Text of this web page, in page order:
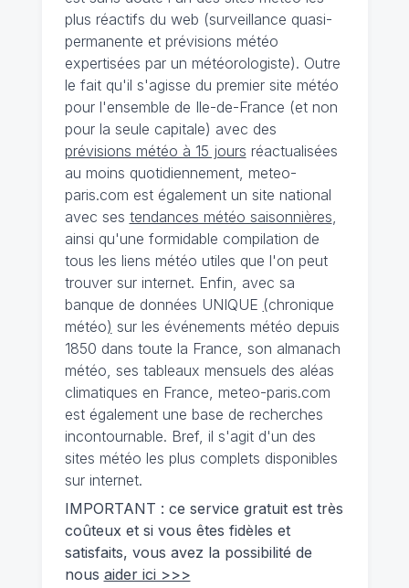
plus réactifs du web (surveillance quasi-
permanente et prévisions météo
expertisées par un météorologiste). Outre
le fait qu'il s'agisse du premier site météo
pour l'ensemble de Ile-de-France (et non
pour la seule capitale) avec des
prévisions météo à 15 jours réactualisées
au moins quotidiennement, meteo-
paris.com est également un site national
avec ses tendances météo saisonnières
ainsi qu'une formidable compilation de
tous les liens météo utiles que l'on peut
trouver sur internet. Enfin, avec sa
banque de données UNIQUE (chronique
météo) sur les événements météo depuis
1850 dans toute la France, son almanach
météo, ses tableaux mensuels des aléas
climatiques en France, meteo-paris.com
est également une base de recherches
incontournable. Bref, il s'agit d'un des
sites météo les plus complets disponibles
sur internet.
IMPORTANT : ce service gratuit est très
coûteux et si vous êtes fidèles et
satisfaits, vous avez la possibilité de
nous aider ici >>>